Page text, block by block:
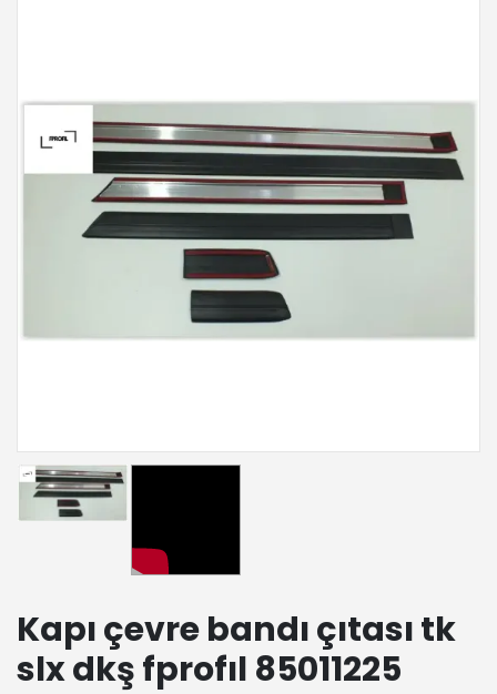
Kapı çevre bandı çıtası tk
slx dkş fprofıl 85011225